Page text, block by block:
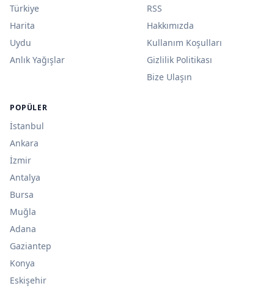
Türkiye
Harita
Uydu
Anlık Yağışlar
RSS
Hakkımızda
Kullanım Koşulları
Gizlilik Politikası
Bize Ulaşın
POPÜLER
İstanbul
Ankara
İzmir
Antalya
Bursa
Muğla
Adana
Gaziantep
Konya
Eskişehir